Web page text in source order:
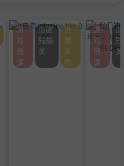
游
戏
资
源
血腥
残酷
类
近
期
发
布
游
戏
资
源
类